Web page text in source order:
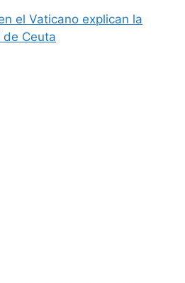
el Vaticano explican la
de Ceuta